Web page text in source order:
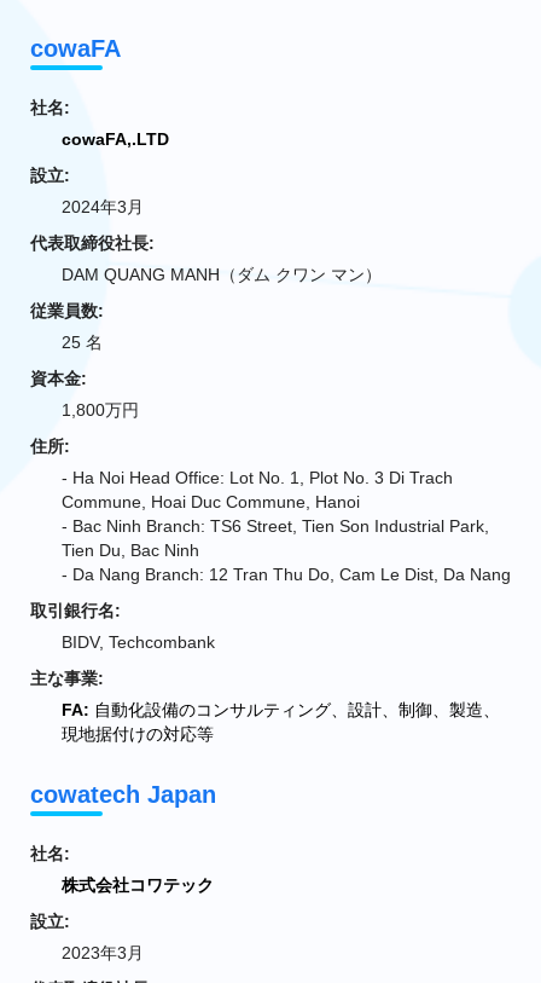
cowaFA
社名:
cowaFA,.LTD
設立:
2024年3月
代表取締役社長:
DAM QUANG MANH（ダム クワン マン）
従業員数:
25 名
資本金:
1,800万円
住所:
- Ha Noi Head Office: Lot No. 1, Plot No. 3 Di Trach
Commune, Hoai Duc Commune, Hanoi
- Bac Ninh Branch: TS6 Street, Tien Son Industrial Park,
Tien Du, Bac Ninh
- Da Nang Branch: 12 Tran Thu Do, Cam Le Dist, Da Nang
取引銀行名:
BIDV, Techcombank
主な事業:
FA: 自動化設備のコンサルティング、設計、制御、製造、
現地据付けの対応等
cowatech Japan
社名:
株式会社コワテック
設立:
2023年3月